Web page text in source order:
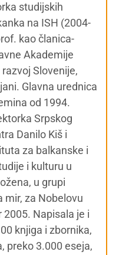
studijskih
na ISH (2004-
kao članica-
Akademije
Slovenije,
Glavna urednica
od 1994.
Srpskog
Danilo Kiš i
za balkanske i
i kulturu u
u grupi
mir, za Nobelovu
2005. Napisala je i
knjiga i zbornika,
preko 3.000 eseja,